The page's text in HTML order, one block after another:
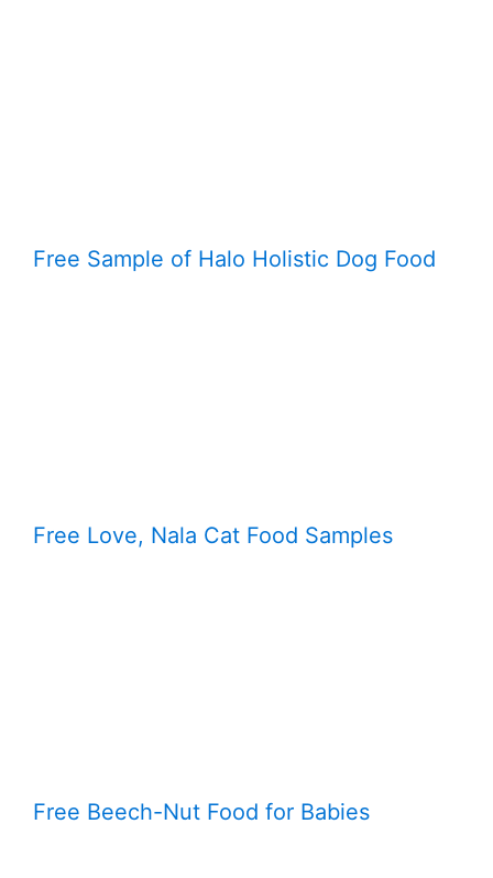
Free Sample of Halo Holistic Dog Food
Free Love, Nala Cat Food Samples
Free Beech-Nut Food for Babies